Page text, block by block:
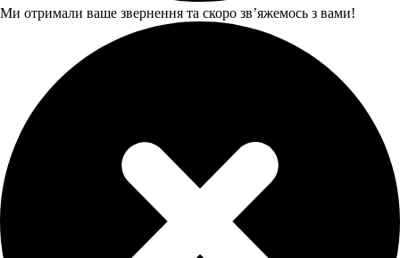
Ми отримали ваше звернення та скоро звʼяжемось з вами!